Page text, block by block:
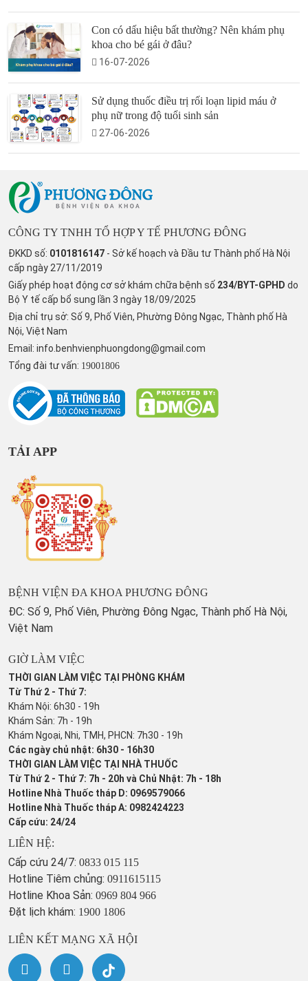
Con có dấu hiệu bất thường? Nên khám phụ
khoa cho bé gái ở đâu?
16-07-2026
Sử dụng thuốc điều trị rối loạn lipid máu ở
phụ nữ trong độ tuổi sinh sản
27-06-2026
CÔNG TY TNHH TỔ HỢP Y TẾ PHƯƠNG ĐÔNG
ĐKKD số: 0101816147 - Sở kế hoạch và Đầu tư Thành phố Hà Nội
cấp ngày 27/11/2019
Giấy phép hoạt động cơ sở khám chữa bệnh số 234/BYT-GPHD do
Bộ Y tế cấp bổ sung lần 3 ngày 18/09/2025
Địa chỉ trụ sở: Số 9, Phố Viên, Phường Đông Ngạc, Thành phố Hà
Nội, Việt Nam
Email: info.benhvienphuongdong@gmail.com
Tổng đài tư vấn: 19001806
TẢI APP
BỆNH VIỆN ĐA KHOA PHƯƠNG ĐÔNG
ĐC: Số 9, Phố Viên, Phường Đông Ngạc, Thành phố Hà Nội,
Việt Nam
GIỜ LÀM VIỆC
THỜI GIAN LÀM VIỆC TẠI PHÒNG KHÁM
Từ Thứ 2 - Thứ 7:
Khám Nội: 6h30 - 19h
Khám Sản: 7h - 19h
Khám Ngoại, Nhi, TMH, PHCN: 7h30 - 19h
Các ngày chủ nhật: 6h30 - 16h30
THỜI GIAN LÀM VIỆC TẠI NHÀ THUỐC
Từ Thứ 2 - Thứ 7: 7h - 20h và Chủ Nhật: 7h - 18h
Hotline Nhà Thuốc tháp D: 0969579066
Hotline Nhà Thuốc tháp A: 0982424223
Cấp cứu: 24/24
LIÊN HỆ:
Cấp cứu 24/7: 0833 015 115
Hotline Tiêm chủng: 0911615115
Hotline Khoa Sản: 0969 804 966
Đặt lịch khám: 1900 1806
LIÊN KẾT MẠNG XÃ HỘI